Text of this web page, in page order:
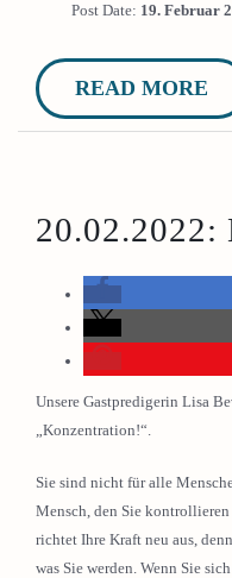
Post Date: 19. Februar
READ MORE
20.02.2022:
Unsere Gastpredigerin Lisa
„Konzentration!“.
Sie sind nicht für alle
Mensch, den Sie
richtet Ihre Kraft neu aus,
was Sie werden. Wenn Sie